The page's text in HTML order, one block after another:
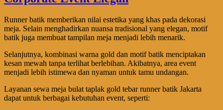
Runner batik memberikan nilai estetika yang khas pada dekorasi
meja. Selain menghadirkan nuansa tradisional yang elegan, motif
batik juga membuat tampilan meja menjadi lebih menarik.
Selanjutnya, kombinasi warna gold dan motif batik menciptakan
kesan mewah tanpa terlihat berlebihan. Akibatnya, area event
menjadi lebih istimewa dan nyaman untuk tamu undangan.
Layanan sewa meja bulat taplak gold tebar runner batik Jakarta
dapat untuk berbagai kebutuhan event, seperti: